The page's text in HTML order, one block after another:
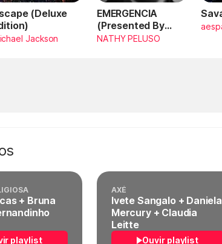
(Deluxe
Jackson
EMERGENCIA
(Presented By
PlayStation,
NATHY PELUSO
+ Bruna
playlist
AXÉ
Ivete Sangalo + Daniela
Mercury + Claudia
Leitte
Ouvir playlist